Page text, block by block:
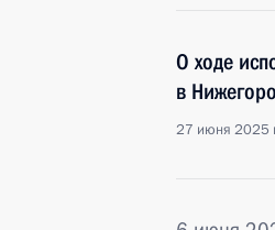
О ходе
в
27 июня 2025